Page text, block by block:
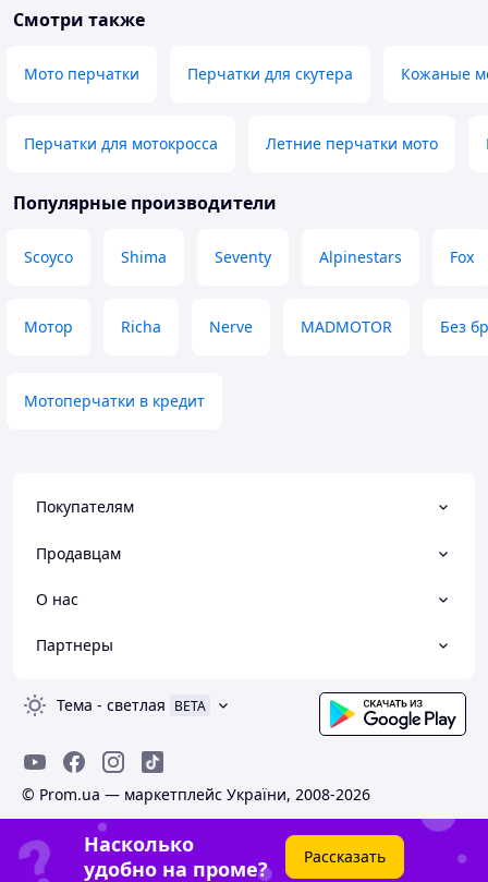
Смотри также
Мото перчатки Перчатки для скутера Кожаные
Перчатки для мотокросса Летние перчатки мото
Популярные производители
Scoyco Shima Seventy Alpinestars Fox
Мотор Richa Nerve MADMOTOR Без
Мотоперчатки в кредит
Покупателям
Продавцам
О нас
Партнеры
Тема - светлая BETA
© Prom.ua — маркетплейс України, 2008-2026
Насколько
удобно на проме?
Рассказать